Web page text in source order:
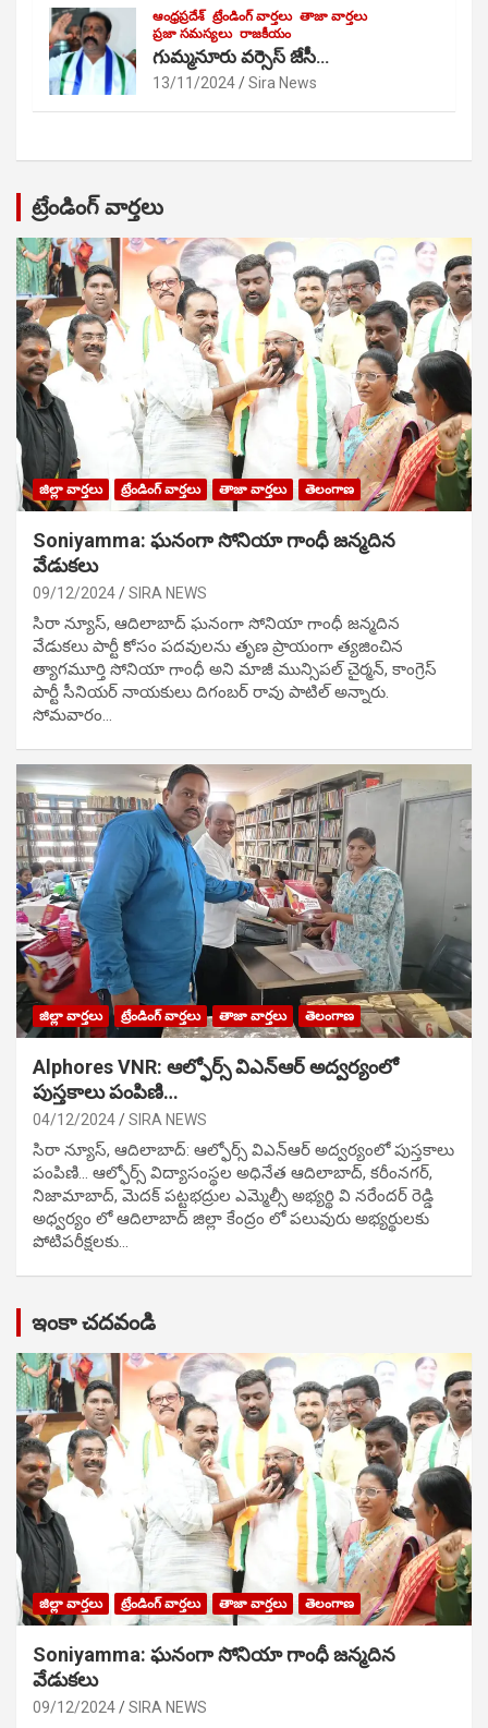
ఆంధ్రప్రదేశ్ ట్రేండింగ్ వార్తలు తాజా వార్తలు
ప్రజా సమస్యలు రాజకీయం
గుమ్మనూరు వర్సెస్ జేసీ…
13/11/2024 Sira News
ట్రేండింగ్ వార్తలు
జిల్లా వార్తలు ట్రేండింగ్ వార్తలు తాజా వార్తలు తెలంగాణ
Soniyamma: ఘ‌నంగా సోనియా గాంధీ జ‌న్మ‌దిన
వేడుక‌లు
09/12/2024 SIRA NEWS
సిరా న్యూస్, ఆదిలాబాద్ ఘ‌నంగా సోనియా గాంధీ జ‌న్మ‌దిన
వేడుక‌లు పార్టీ కోసం ప‌ద‌వుల‌ను తృణ ప్రాయంగా త్య‌జించిన
త్యాగమూర్తి సోనియా గాంధీ అని మాజీ మున్సిప‌ల్ చైర్మ‌న్, కాంగ్రెస్
పార్టీ సీనియ‌ర్ నాయ‌కులు దిగంబ‌ర్ రావు పాటిల్ అన్నారు.
సోమవారం…
జిల్లా వార్తలు ట్రేండింగ్ వార్తలు తాజా వార్తలు తెలంగాణ
Alphores VNR: ఆల్ఫోర్స్ విఎన్ఆర్ అద్వర్యంలో
పుస్తకాలు పంపిణి…
04/12/2024 SIRA NEWS
సిరా న్యూస్, ఆదిలాబాద్: ఆల్ఫోర్స్ విఎన్ఆర్ అద్వర్యంలో పుస్తకాలు
పంపిణి… ఆల్ఫోర్స్ విద్యాసంస్థల అధినేత ఆదిలాబాద్, కరీంనగర్,
నిజామాబాద్, మెదక్ పట్టభద్రుల ఎమ్మెల్సీ అభ్యర్థి వి నరేందర్ రెడ్డి
అధ్వర్యం లో ఆదిలాబాద్ జిల్లా కేంద్రం లో పలువురు అభ్యర్థులకు
పోటిప‌రీక్ష‌ల‌కు…
ఇంకా చదవండి
జిల్లా వార్తలు ట్రేండింగ్ వార్తలు తాజా వార్తలు తెలంగాణ
Soniyamma: ఘ‌నంగా సోనియా గాంధీ జ‌న్మ‌దిన
వేడుక‌లు
09/12/2024 SIRA NEWS